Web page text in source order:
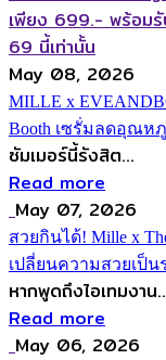
May 08, 2026
MILLE x
Booth เซรั่มลดอุณห
ซัมเมอร์นี้รังสิต...
Read more
May 07, 2026
สวยกินได้! Mille x
เปลี่ยนความสวยเป็
หากพูดถึงไอเทมงาน
Read more
May 06, 2026